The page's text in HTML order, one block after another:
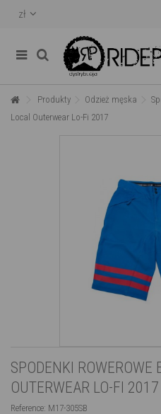
zł
Produkty Odzież męska
Local Outerwear Lo-Fi 2017
SPODENKI ROWEROWE
OUTERWEAR LO-FI 2017
Reference: M17-305SB